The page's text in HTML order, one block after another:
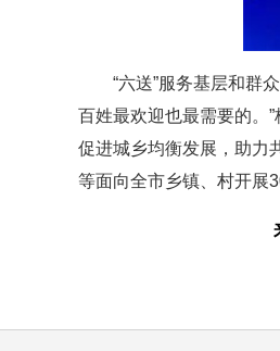
“六送”服务基层和群
百姓最欢迎也最需要的。
促进城乡均衡发展，助力
等面向全市乡镇、村开展